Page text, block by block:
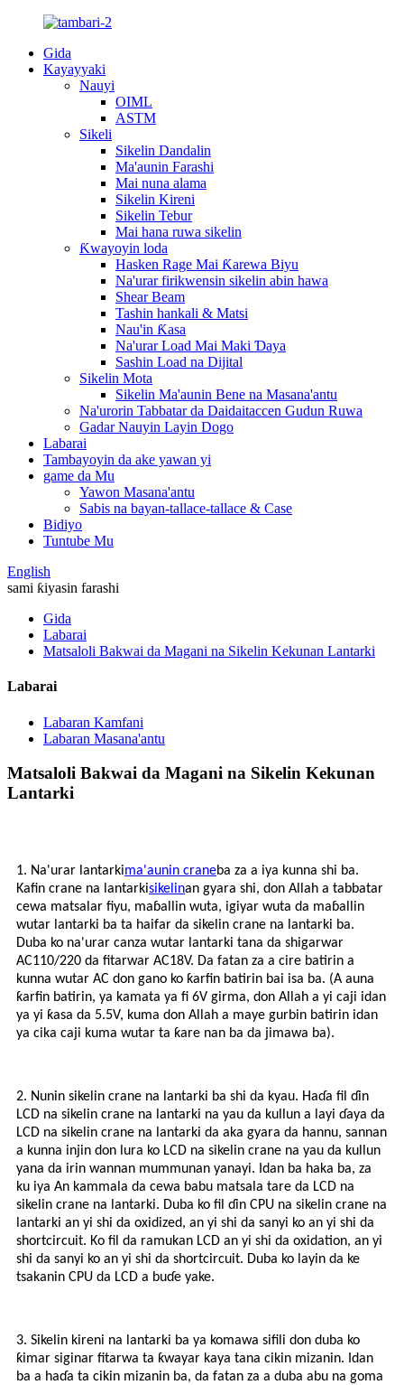
Gida
Kayayyaki
Nauyi
OIML
ASTM
Sikeli
Sikelin Dandalin
Ma'aunin Farashi
Mai nuna alama
Sikelin Kireni
Sikelin Tebur
Mai hana ruwa sikelin
Ƙwayoyin loda
Hasken Rage Mai Ƙarewa Biyu
Na'urar firikwensin sikelin abin hawa
Shear Beam
Tashin hankali & Matsi
Nau'in Ƙasa
Na'urar Load Mai Maki Ɗaya
Sashin Load na Dijital
Sikelin Mota
Sikelin Ma'aunin Bene na Masana'antu
Na'urorin Tabbatar da Daidaitaccen Gudun Ruwa
Gadar Nauyin Layin Dogo
Labarai
Tambayoyin da ake yawan yi
game da Mu
Yawon Masana'antu
Sabis na bayan-tallace-tallace & Case
Bidiyo
Tuntube Mu
English
sami ƙiyasin farashi
Gida
Labarai
Matsaloli Bakwai da Magani na Sikelin Kekunan Lantarki
Labarai
Labaran Kamfani
Labaran Masana'antu
Matsaloli Bakwai da Magani na Sikelin Kekunan
Lantarki
1. Na'urar lantarkima'aunin craneba za a iya kunna shi ba.
Kafin crane na lantarkisikelinan gyara shi, don Allah a tabbatar
cewa matsalar fiyu, maɓallin wuta, igiyar wuta da maɓallin
wutar lantarki ba ta haifar da sikelin crane na lantarki ba.
Duba ko na'urar canza wutar lantarki tana da shigarwar
AC110/220 da fitarwar AC18V. Da fatan za a cire batirin a
kunna wutar AC don gano ko ƙarfin batirin bai isa ba. (A auna
ƙarfin batirin, ya kamata ya fi 6V girma, don Allah a yi caji idan
ya yi ƙasa da 5.5V, kuma don Allah a maye gurbin batirin idan
ya cika caji kuma wutar ta ƙare nan ba da jimawa ba).
2. Nunin sikelin crane na lantarki ba shi da kyau. Haɗa fil ɗin
LCD na sikelin crane na lantarki na yau da kullun a layi ɗaya da
LCD na sikelin crane na lantarki da aka gyara da hannu, sannan
a kunna injin don lura ko LCD na sikelin crane na yau da kullun
yana da irin wannan mummunan yanayi. Idan ba haka ba, za
ku iya An kammala da cewa babu matsala tare da LCD na
sikelin crane na lantarki. Duba ko fil ɗin CPU na sikelin crane na
lantarki an yi shi da oxidized, an yi shi da sanyi ko an yi shi da
shortcircuit. Ko fil da ramukan LCD an yi shi da oxidation, an yi
shi da sanyi ko an yi shi da shortcircuit. Duba ko layin da ke
tsakanin CPU da LCD a buɗe yake.
3. Sikelin kireni na lantarki ba ya komawa sifili don duba ko
ƙimar siginar fitarwa ta ƙwayar kaya tana cikin mizanin. Idan
ba a haɗa ta cikin mizanin ba, da fatan za a duba abu na goma